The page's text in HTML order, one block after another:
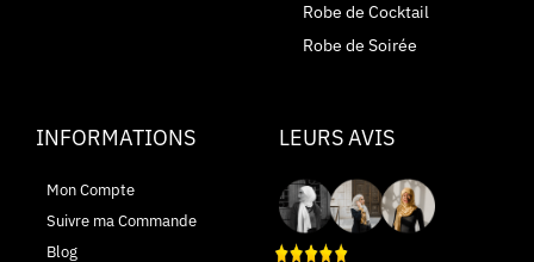
Robe de Cocktail
Robe de Soirée
INFORMATIONS
Mon Compte
Suivre ma Commande
Blog
LEURS AVIS